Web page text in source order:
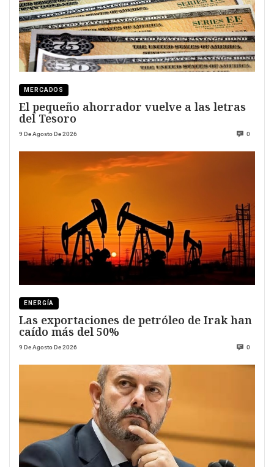
MERCADOS
El pequeño ahorrador vuelve a las letras
del Tesoro
9 De Agosto De 2026 0
ENERGÍA
Las exportaciones de petróleo de Irak han
caído más del 50%
9 De Agosto De 2026 0